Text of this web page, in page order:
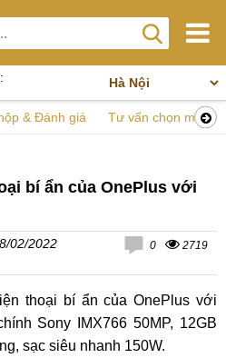
& Đánh giá Tư vấn chọn mua
bí ẩn của OnePlus với
02/2022
0 2719
thoại bí ẩn của OnePlus với
Sony IMX766 50MP, 12GB
sạc siêu nhanh 150W.